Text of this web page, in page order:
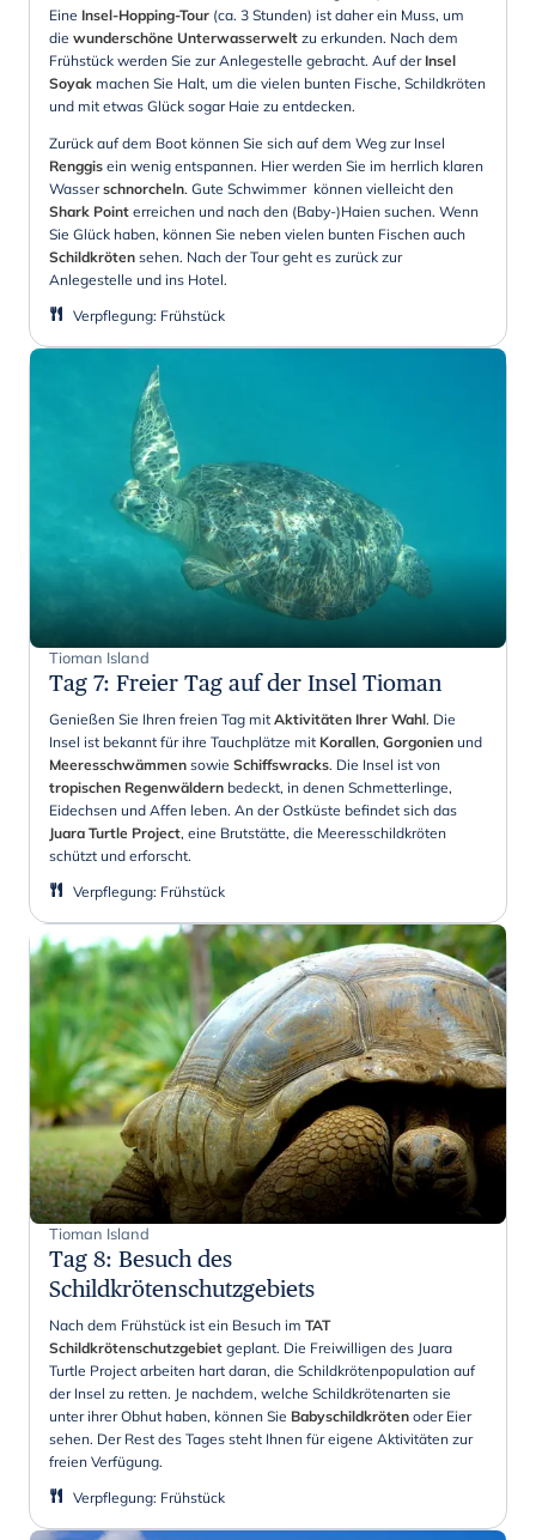
Eine Insel-Hopping-Tour (ca. 3 Stunden) ist daher ein Muss, um
die wunderschöne Unterwasserwelt zu erkunden. Nach dem
Frühstück werden Sie zur Anlegestelle gebracht. Auf der Insel
Soyak machen Sie Halt, um die vielen bunten Fische, Schildkröten
und mit etwas Glück sogar Haie zu entdecken.
Zurück auf dem Boot können Sie sich auf dem Weg zur Insel
Renggis ein wenig entspannen. Hier werden Sie im herrlich klaren
Wasserschnorcheln. Gute Schwimmer können vielleicht den
Shark Point erreichen und nach den (Baby-)Haien suchen. Wenn
Sie Glück haben, können Sie neben vielen bunten Fischen auch
Schildkröten sehen. Nach der Tour geht es zurück zur
Anlegestelle und ins Hotel.
Verpflegung: Frühstück
Tioman Island
Tag 7: Freier Tag auf der Insel Tioman
Genießen Sie Ihren freien Tag mit Aktivitäten Ihrer Wahl. Die
Insel ist bekannt für ihre Tauchplätze mit Korallen, Gorgonien und
Meeresschwämmen sowie Schiffswracks. Die Insel ist von
tropischen Regenwäldern bedeckt, in denen Schmetterlinge,
Eidechsen und Affen leben. An der Ostküste befindet sich das
Juara Turtle Project, eine Brutstätte, die Meeresschildkröten
schützt und erforscht.
Verpflegung: Frühstück
Tioman Island
Tag 8: Besuch des
Schildkrötenschutzgebiets
Nach dem Frühstück ist ein Besuch im TAT
Schildkrötenschutzgebiet geplant. Die Freiwilligen des Juara
Turtle Project arbeiten hart daran, die Schildkrötenpopulation auf
der Insel zu retten. Je nachdem, welche Schildkrötenarten sie
unter ihrer Obhut haben, können Sie Babyschildkröten oder Eier
sehen. Der Rest des Tages steht Ihnen für eigene Aktivitäten zur
freien Verfügung.
Verpflegung: Frühstück